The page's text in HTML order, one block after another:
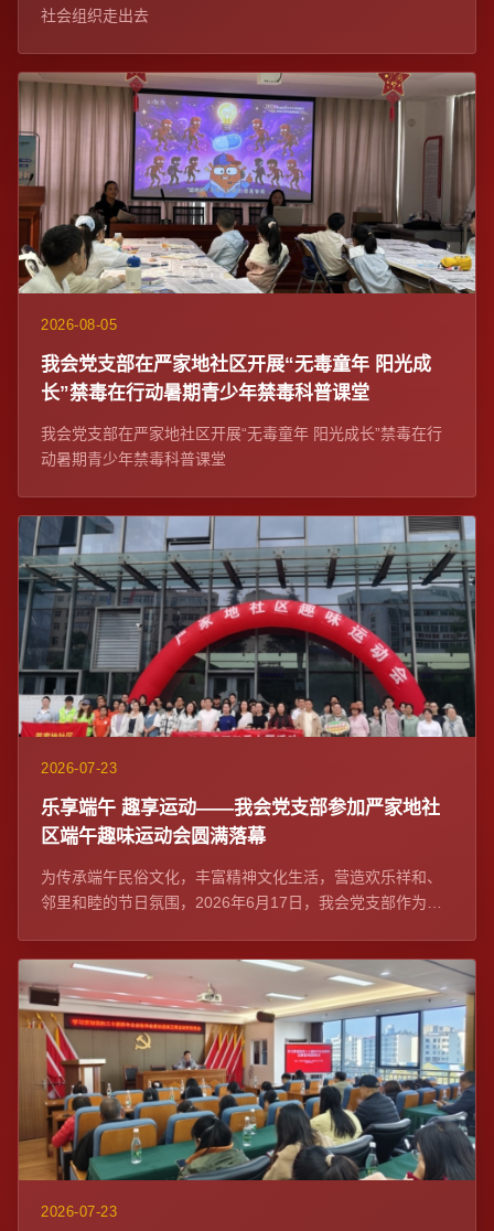
社会组织走出去
2026-08-05
我会党支部在严家地社区开展“无毒童年 阳光成
长”禁毒在行动暑期青少年禁毒科普课堂
我会党支部在严家地社区开展“无毒童年 阳光成长”禁毒在行
动暑期青少年禁毒科普课堂
2026-07-23
乐享端午 趣享运动——我会党支部参加严家地社
区端午趣味运动会圆满落幕
为传承端午民俗文化，丰富精神文化生活，营造欢乐祥和、
邻里和睦的节日氛围，2026年6月17日，我会党支部作为社
2026-07-23